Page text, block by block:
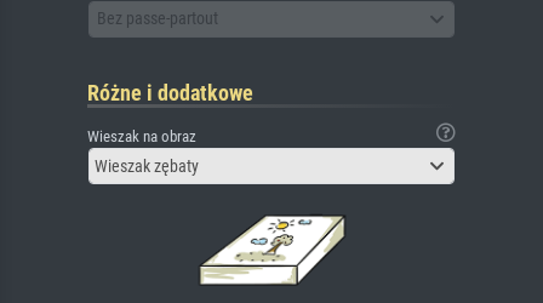
Bez passe-partout
Różne i dodatkowe
Wieszak na obraz
Wieszak zębaty